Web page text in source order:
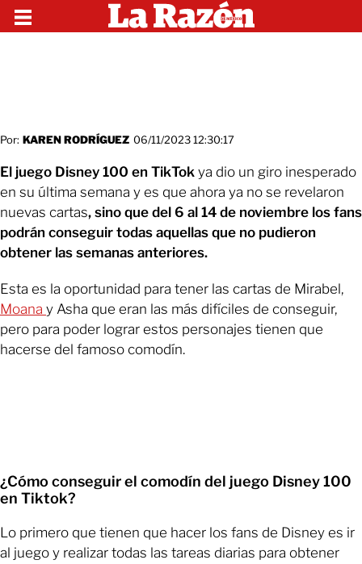
Por: KAREN RODRÍGUEZ 06/11/2023 12:30:17
El juego Disney 100 en TikTok ya dio un giro inesperado
en su última semana y es que ahora ya no se revelaron
nuevas cartas, sino que del 6 al 14 de noviembre los fans
podrán conseguir todas aquellas que no pudieron
obtener las semanas anteriores.
Esta es la oportunidad para tener las cartas de Mirabel,
Moana y Asha que eran las más difíciles de conseguir,
pero para poder lograr estos personajes tienen que
hacerse del famoso comodín.
¿Cómo conseguir el comodín del juego Disney 100
en Tiktok?
Lo primero que tienen que hacer los fans de Disney es ir
al juego y realizar todas las tareas diarias para obtener